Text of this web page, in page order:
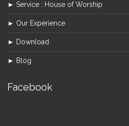
► Service : House of Worship
► Our Experience
► Download
► Blog
Facebook